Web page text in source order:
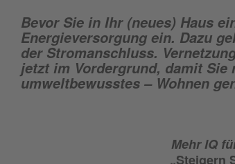
Bevor Sie in Ihr (neues) Haus
Energieversorgung ein. Dazu
der Stromanschluss.
jetzt im Vordergrund, damit Sie
umweltbewusstes – Wohnen
Mehr IQ
„Steigern